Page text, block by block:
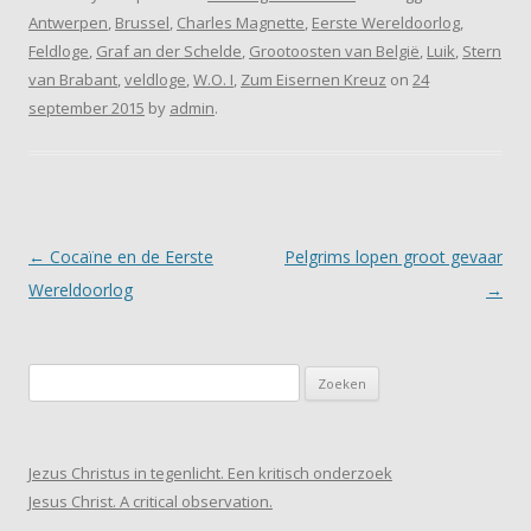
Antwerpen, Brussel, Charles Magnette, Eerste Wereldoorlog,
Feldloge, Graf an der Schelde, Grootoosten van België, Luik, Stern
van Brabant,veldloge,W.O. I, Zum Eisernen Kreuz on 24
september 2015 by admin.
Post navigation
← Cocaïne en de Eerste
Wereldoorlog
Pelgrims lopen groot gevaar
→
naar:
Jezus Christus in tegenlicht. Een kritisch onderzoek
Jesus Christ. A critical observation.